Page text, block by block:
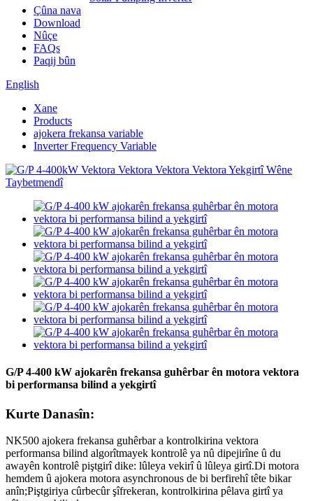
Çûna nava
Download
Nûçe
FAQs
Paqij bûn
English
Xane
Products
ajokera frekansa variable
Inverter Frequency Variable
G/P 4-400 kW ajokarên frekansa guhêrbar ên motora vektora
bi performansa bilind a yekgirtî
Kurte Danasîn:
NK500 ajokera frekansa guhêrbar a kontrolkirina vektora
performansa bilind algorîtmayek kontrolê ya nû dipejirîne û du
awayên kontrolê piştgirî dike: lûleya vekirî û lûleya girtî.Di motora
hemdem û ajokera motora asynchronous de bi berfirehî tête bikar
anîn;Piştgiriya cûrbecûr şîfrekeran, kontrolkirina pêlava girtî ya